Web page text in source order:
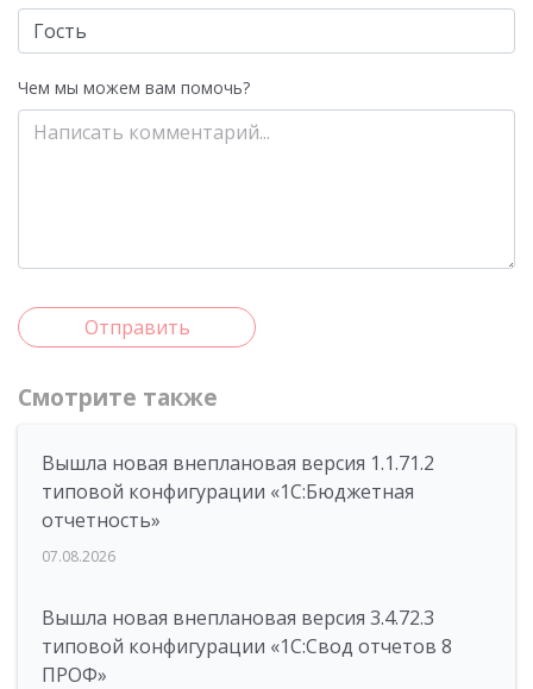
Чем мы можем вам помочь?
Отправить
Смотрите также
Вышла новая внеплановая версия 1.1.71.2
типовой конфигурации «1C:Бюджетная
отчетность»
07.08.2026
Вышла новая внеплановая версия 3.4.72.3
типовой конфигурации «1C:Свод отчетов 8
ПРОФ»